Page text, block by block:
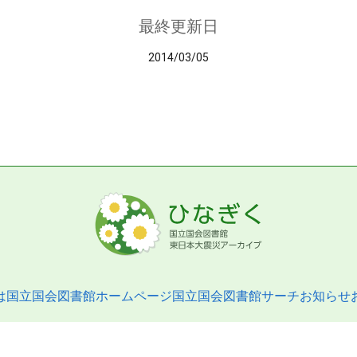
最終更新日
2014/03/05
国立国会図書館ホームページ国立国会図書館サーチお知らせ